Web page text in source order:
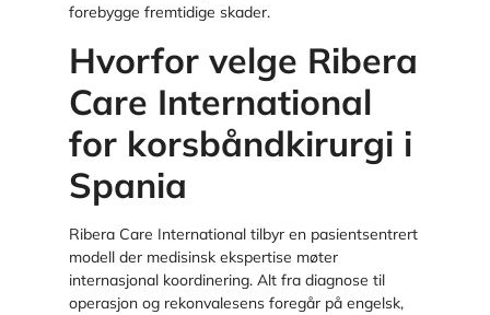
forebygge fremtidige skader.
Hvorfor velge Ribera
Care International
for korsbåndkirurgi i
Spania
Ribera Care International tilbyr en pasientsentrert
modell der medisinsk ekspertise møter
internasjonal koordinering. Alt fra diagnose til
operasjon og rekonvalesens foregår på engelsk,